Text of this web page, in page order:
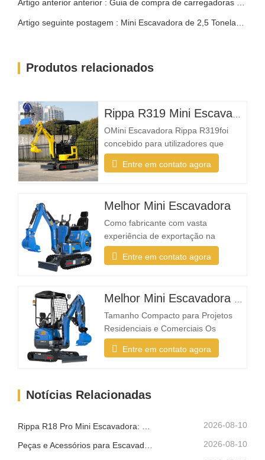
Produtos relacionados
OMini Escavadora Rippa R319foi
concebido para utilizadores que
necessitam de uma máquina fiável,
compacta e fácil de operar para
proprietário de casa, agricultor ou
empresa de aluguer, o R319 oferece
a flexibilidade necessária…
Entre em contato agora
Melhor Mini Escavadora
Como fabricante com vasta
experiência de exportação na
Europa, América do Norte, Austrália e
Sudeste Asiático, a Rippa tem visto
especificamente para aplicações em
quintais e trabalhos leves O Que
Torna uma Mini Escavadora Ideal
para Uso…
Entre em contato agora
Tamanho Compacto para Projetos
Residenciais e Comerciais Os
projetos de paisagismo ocorrem
frequentemente em espaços
residenciais. Uma escavadora
Entre em contato agora
Notícias Relacionadas
2026-08-10
Peças e Acessórios para Escavadora Mini Rippa: Guia Completo de Substituição e Atualização 2026-08-10